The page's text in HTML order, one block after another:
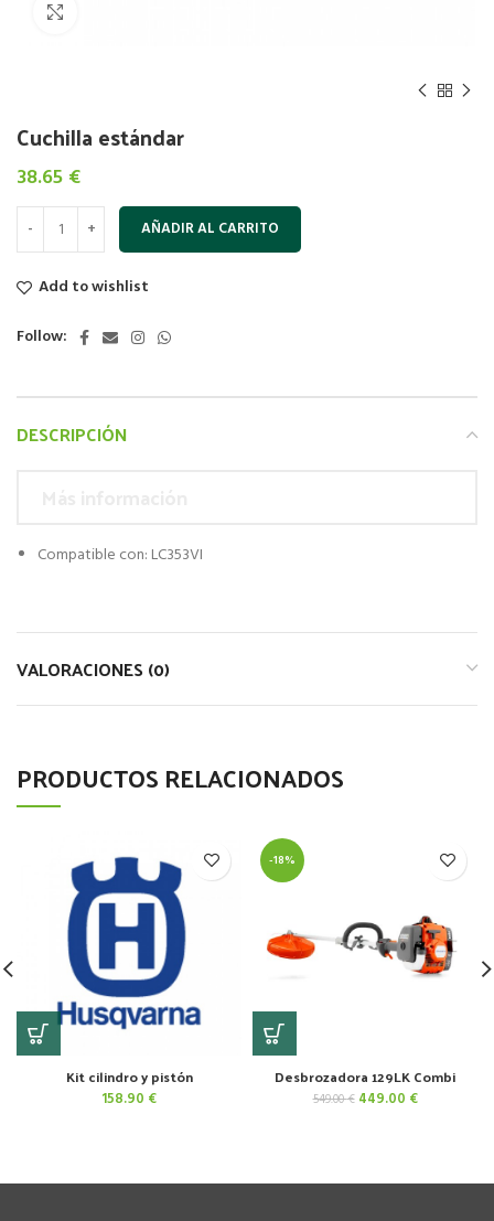
Cuchilla estándar
38.65 €
AÑADIR AL CARRITO
Add to wishlist
Follow:
DESCRIPCIÓN
Compatible con: LC353VI
VALORACIONES (0)
PRODUCTOS RELACIONADOS
Kit cilindro y pistón
158.90 €
-18%
Desbrozadora 129LK Combi
549.00€ El
449.00 €El